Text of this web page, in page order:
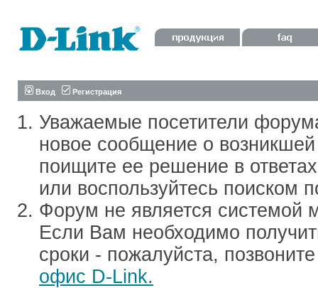
Вход Регистрация
Уважаемые посетители
новое сообщение о
поищите ее решение в
или воспользуйтесь поиском
Форум не является системой
Если Вам необходимо
сроки - пожалуйста,
офис D-Link.